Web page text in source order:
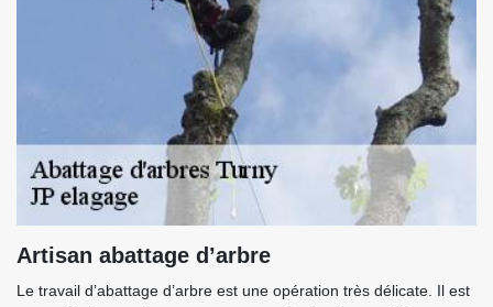
Artisan abattage d’arbre
Le travail d’abattage d’arbre est une opération très délicate. Il est